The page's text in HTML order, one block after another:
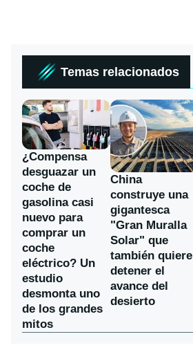
Temas relacionados
¿Compensa
desguazar un
coche de
gasolina casi
nuevo para
comprar un
coche
eléctrico? Un
estudio
desmonta uno
de los grandes
mitos
China
construye una
gigantesca
"Gran Muralla
Solar" que
también quiere
detener el
avance del
desierto